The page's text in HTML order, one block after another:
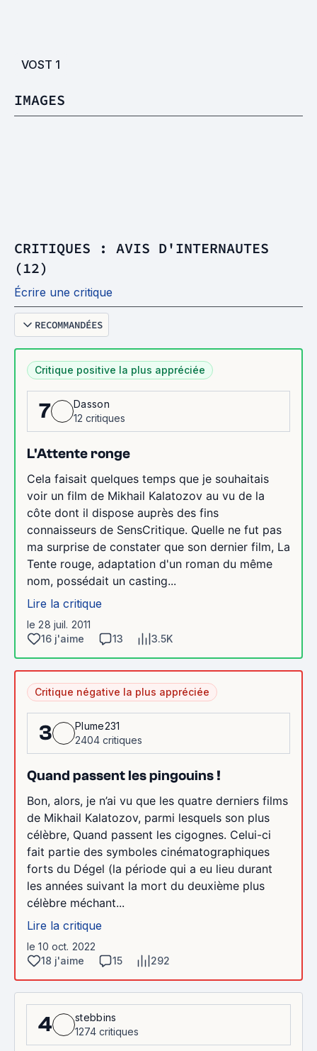
VOST 1
IMAGES
CRITIQUES : AVIS D'INTERNAUTES
(12)
Écrire une critique
RECOMMANDÉES
Critique positive la plus appréciée
7
Dasson
12 critiques
L'Attente ronge
Cela faisait quelques temps que je souhaitais
voir un film de Mikhail Kalatozov au vu de la
côte dont il dispose auprès des fins
connaisseurs de SensCritique. Quelle ne fut pas
ma surprise de constater que son dernier film, La
Tente rouge, adaptation d'un roman du même
nom, possédait un casting...
Lire la critique
le 28 juil. 2011
16 j'aime
13 3.5K
Critique négative la plus appréciée
3
Plume231
2404 critiques
Quand passent les pingouins !
Bon, alors, je n’ai vu que les quatre derniers films
de Mikhail Kalatozov, parmi lesquels son plus
célèbre, Quand passent les cigognes. Celui-ci
fait partie des symboles cinématographiques
forts du Dégel (la période qui a eu lieu durant
les années suivant la mort du deuxième plus
célèbre méchant...
Lire la critique
le 10 oct. 2022
18 j'aime
15 292
4
stebbins
1274 critiques